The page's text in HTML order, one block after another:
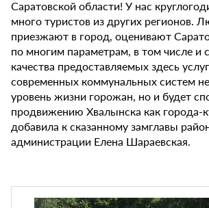
Саратовской области! У нас
много туристов из других регионов.
приезжают в город, оценивают
по многим параметрам, в том числе и
качества предоставляемых здесь
современных коммунальных систем
уровень жизни горожан, но и будет
продвижению Хвалынска как города-
добавила к сказанному замглавы
администрации Елена Шараевская.